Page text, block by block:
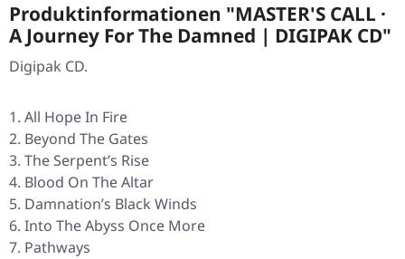
Produktinformationen "MASTER'S CALL ·
A Journey For The Damned | DIGIPAK CD"
Digipak CD.
All Hope In Fire
Beyond The Gates
The Serpent’s Rise
Blood On The Altar
Damnation’s Black Winds
Into The Abyss Once More
Pathways